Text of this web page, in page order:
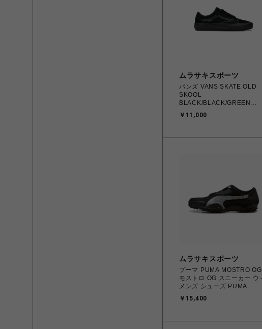
ムラサキスポーツ
バンズ VANS SKATE OLD
SKOOL
BLACK/BLACK/GREEN
VN000EDNGWH スケートオ
ールドスクール 26.0cm～
￥11,000
ムラサキスポーツ
プーマ PUMA MOSTRO OG
モストロ OG スニーカー ウィ
メンズ シューズ PUMA
Black-PUMA Silver 23.0cm
～25.0㎝ 397330_17
￥15,400